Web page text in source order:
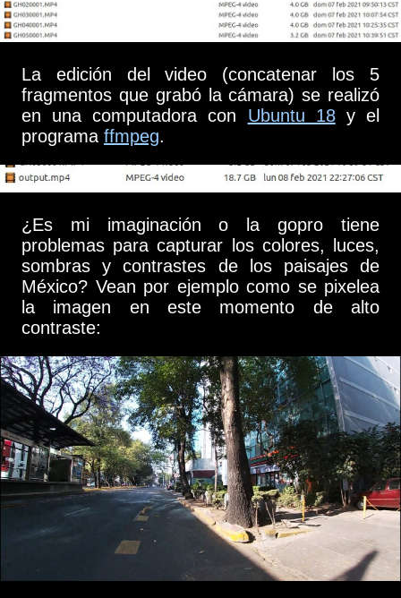
La edición del video (concatenar los 5
fragmentos que grabó la cámara) se realizó
en una computadora con Ubuntu 18y el
programa ffmpeg.
¿Es mi imaginación o la gopro tiene
problemas para capturar los colores, luces,
sombras y contrastes de los paisajes de
México? Vean por ejemplo como se pixelea
la imagen en este momento de alto
contraste: